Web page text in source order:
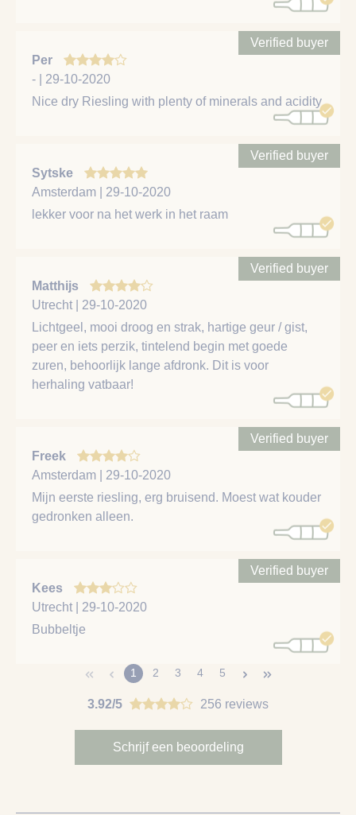
Per
- | 29-10-2020
Verified buyer
Nice dry Riesling with plenty of minerals and acidity
Sytske
Amsterdam | 29-10-2020
Verified buyer
lekker voor na het werk in het raam
Matthijs
Utrecht | 29-10-2020
Verified buyer
Lichtgeel, mooi droog en strak, hartige geur / gist,
peer en iets perzik, tintelend begin met goede
zuren, behoorlijk lange afdronk. Dit is voor
herhaling vatbaar!
Freek
Amsterdam | 29-10-2020
Verified buyer
Mijn eerste riesling, erg bruisend. Moest wat kouder
gedronken alleen.
Kees
Utrecht | 29-10-2020
Verified buyer
Bubbeltje
1 2 3 4 5
3.92/5 256 reviews
Schrijf een beoordeling